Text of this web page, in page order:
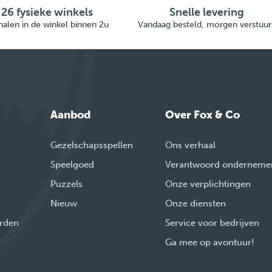
26 fysieke winkels
in de winkel binnen 2u
Snelle levering
Vandaag besteld, morgen
Aanbod
Gezelschapsspellen
Speelgoed
Puzzels
Nieuw
Over Fox & Co
Ons verhaal
Verantwoord
Onze verplichtingen
Onze diensten
Service voor bedrijven
Ga mee op avontuur!